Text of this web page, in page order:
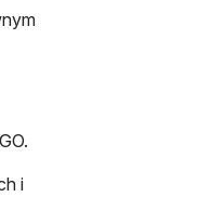
i